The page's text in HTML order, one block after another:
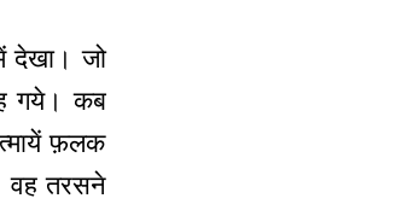
देखा। जो
गये। कब
फ़लक
वह तरसने